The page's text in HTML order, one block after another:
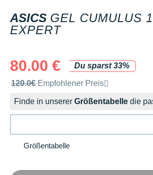
ASICS GEL CUMULUS
EXPERT
80.00 €
Du sparst 33%
Unverbindliche Preisempfehlung der
120.0€ Empfohlener Preis
Finde in unserer Größentabelle die
Größentabelle